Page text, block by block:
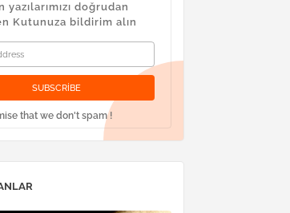
yazılarımızı doğrudan
Kutunuza bildirim alın
that we don't spam !